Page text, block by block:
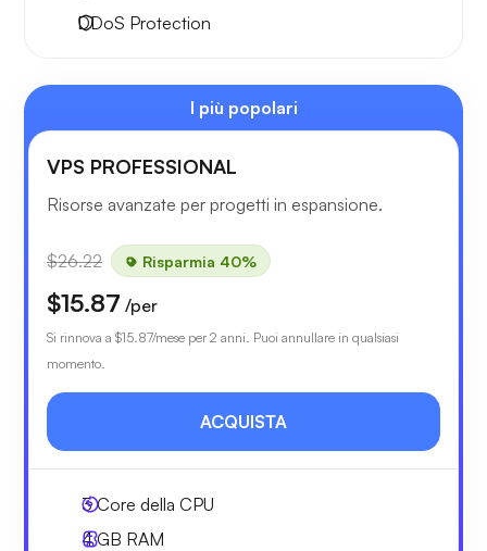
DDoS Protection
I più popolari
VPS PROFESSIONAL
Risorse avanzate per progetti in espansione.
$26.22 Risparmia 40%
$15.87 /per
Si rinnova a $15.87/mese per 2 anni. Puoi annullare in qualsiasi
momento.
ACQUISTA
3Core della CPU
4 GB RAM